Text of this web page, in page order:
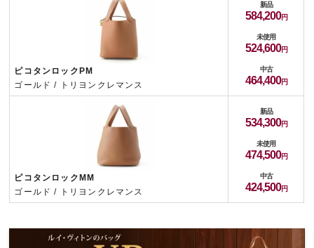
ピコタンロックPM
ゴールド / トリヨンクレマンス
新品
584,200
未使用
524,600
中古
464,400
ピコタンロックMM
ゴールド / トリヨンクレマンス
新品
534,300
未使用
474,500
中古
424,500